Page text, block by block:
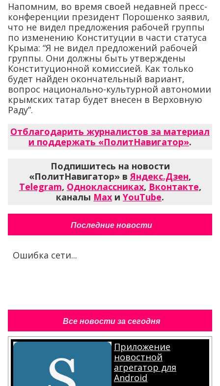
Напомним, во время своей недавней пресс-
конференции президент Порошенко заявил,
что не видел предложения рабочей группы
по изменению Конституции в части статуса
Крыма: “Я не видел предложений рабочей
группы. Они должны быть утверждены
Конституционной комиссией. Как только
будет найден окончательный вариант,
вопрос национально-культурной автономии
крымских татар будет внесен в Верховную
Раду”.
Отблагодарить журналистов за материал
и поддержать «ПолитНавигатор».
Подпишитесь на новости
«ПолитНавигатор» вЯндекс.Дзен,
Telegram, Одноклассниках, Вконтакте,
каналы Max и YouTube.
Последние новости
Ошибка сети...
Все новости за сегодня
Приложение
новостной
агрегатор для
Android